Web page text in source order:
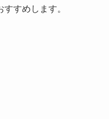
すめします。